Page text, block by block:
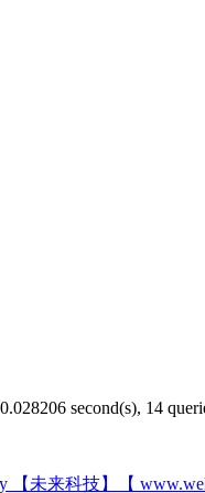
second(s), 14
【未来科技】【